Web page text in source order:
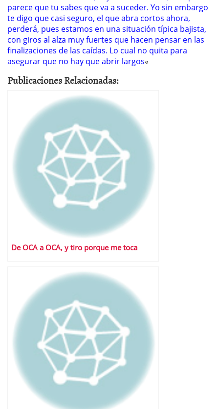
parece que tu sabes que va a suceder. Yo sin embargo
te digo que casi seguro, el que abra cortos ahora,
perderá, pues estamos en una situación típica bajista,
con giros al alza muy fuertes que hacen pensar en las
finalizaciones de las caídas. Lo cual no quita para
asegurar que no hay que abrir largos«
Publicaciones Relacionadas:
De OCA a OCA, y tiro porque me toca